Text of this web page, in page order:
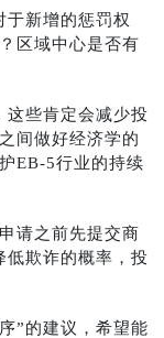
于新增的惩罚权
区域中心是否有
这些肯定会减少投
间做好经济学的
EB-5行业的持续
请之前先提交商
低欺诈的概率，投
”的建议，希望能